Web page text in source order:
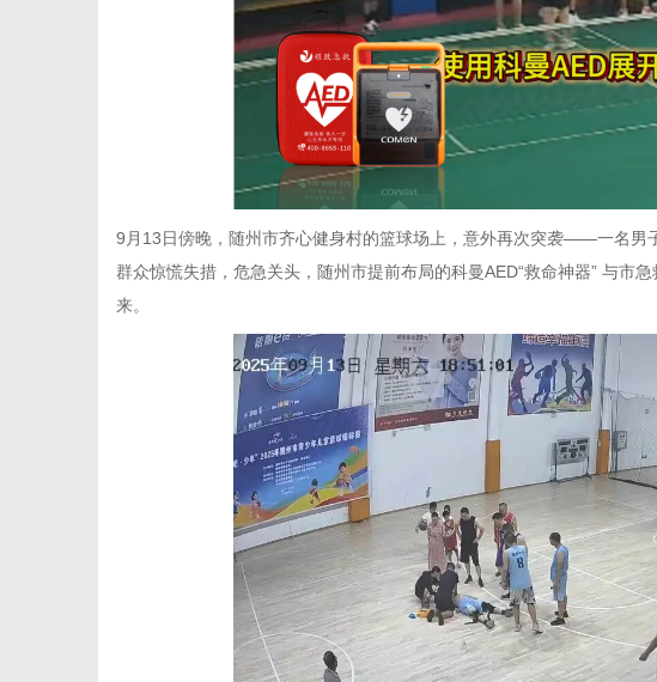
9月13日傍晚，随州市齐心健身村的篮球场上，意外再次突袭——一名男
群众惊慌失措，危急关头，随州市提前布局的科曼AED“救命神器” 与市
来。